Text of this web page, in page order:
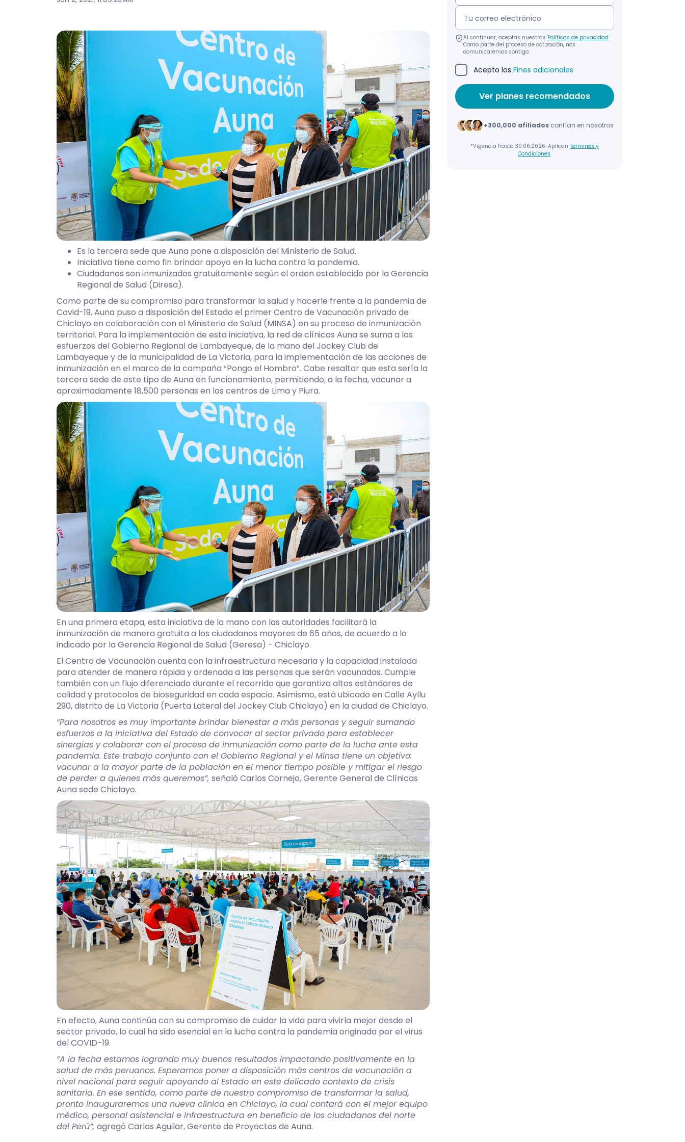
Es la tercera sede que Auna pone a disposición del Ministerio de Salud.
Iniciativa tiene como fin brindar apoyo en la lucha contra la pandemia.
Ciudadanos son inmunizados gratuitamente según el orden establecido por la Gerencia
Regional de Salud (Diresa).
Como parte de su compromiso para transformar la salud y hacerle frente a la pandemia de
Covid-19, Auna puso a disposición del Estado el primer Centro de Vacunación privado de
Chiclayo en colaboración con el Ministerio de Salud (MINSA) en su proceso de inmunización
territorial. Para la implementación de esta iniciativa, la red de clínicas Auna se suma a los
esfuerzos del Gobierno Regional de Lambayeque, de la mano del Jockey Club de
Lambayeque y de la municipalidad de La Victoria, para la implementación de las acciones de
inmunización en el marco de la campaña “Pongo el Hombro”. Cabe resaltar que esta sería la
tercera sede de este tipo de Auna en funcionamiento, permitiendo, a la fecha, vacunar a
aproximadamente 18,500 personas en los centros de Lima y Piura.
En una primera etapa, esta iniciativa de la mano con las autoridades facilitará la
inmunización de manera gratuita a los ciudadanos mayores de 65 años, de acuerdo a lo
indicado por la Gerencia Regional de Salud (Geresa) - Chiclayo.
El Centro de Vacunación cuenta con la infraestructura necesaria y la capacidad instalada
para atender de manera rápida y ordenada a las personas que serán vacunadas. Cumple
también con un flujo diferenciado durante el recorrido que garantiza altos estándares de
calidad y protocolos de bioseguridad en cada espacio. Asimismo, está ubicado en Calle Ayllu
290, distrito de La Victoria (Puerta Lateral del Jockey Club Chiclayo) en la ciudad de Chiclayo.
“Para nosotros es muy importante brindar bienestar a más personas y seguir sumando
esfuerzos a la iniciativa del Estado de convocar al sector privado para establecer
sinergias y colaborar con el proceso de inmunización como parte de la lucha ante esta
pandemia. Este trabajo conjunto con el Gobierno Regional y el Minsa tiene un objetivo:
vacunar a la mayor parte de la población en el menor tiempo posible y mitigar el riesgo
de perder a quienes más queremos”, señaló Carlos Cornejo, Gerente General de Clínicas
Auna sede Chiclayo.
En efecto, Auna continúa con su compromiso de cuidar la vida para vivirla mejor desde el
sector privado, lo cual ha sido esencial en la lucha contra la pandemia originada por el virus
del COVID-19.
“A la fecha estamos logrando muy buenos resultados impactando positivamente en la
salud de más peruanos. Esperamos poner a disposición más centros de vacunación a
nivel nacional para seguir apoyando al Estado en este delicado contexto de crisis
sanitaria. En ese sentido, como parte de nuestro compromiso de transformar la salud,
pronto inauguraremos una nueva clínica en Chiclayo, la cual contará con el mejor equipo
médico, personal asistencial e infraestructura en beneficio de los ciudadanos del norte
del Perú”, agregó Carlos Aguilar, Gerente de Proyectos de Auna.
Al continuar, aceptas nuestras Políticas de privacidad.
Como parte del proceso de cotización, nos
comunicaremos contigo.
Acepto los Fines adicionales
+300,000 afiliadosconfían en nosotros
*Vigencia hasta 30.06.2026. Aplican Términos y
Condiciones.